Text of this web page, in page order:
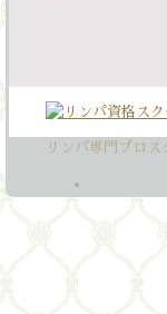
リンパ専門プロ